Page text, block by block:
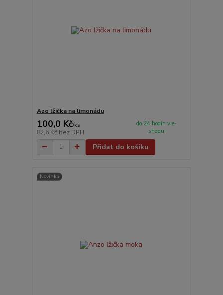
Azo lžička na limonádu
100,0 Kč/ks
82,6 Kč bez DPH
do 24 hodin v e-
shopu
Přidat do košíku
Novinka